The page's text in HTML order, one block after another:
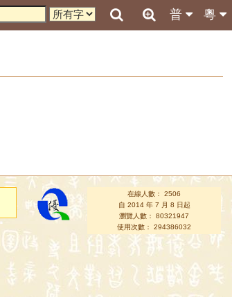
粵
普
在線人數： 2506
自 2014 年 7 月 8 日起
瀏覽人數： 80321947
使用次數： 294386032